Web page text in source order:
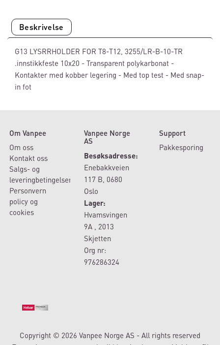
Beskrivelse
G13 LYSRRHOLDER FOR T8-T12, 3255/LR-B-10-TR
.innstikkfeste 10x20 - Transparent polykarbonat -
Kontakter med kobber legering - Med top test - Med snap-
in fot
Om Vanpee
Om oss
Kontakt oss
Salgs- og
leveringbetingelser
Personvern
policy og
cookies
Vanpee Norge
AS
Besøksadresse:
Enebakkveien
117 B, 0680
Oslo
Lager:
Hvamsvingen
9A , 2013
Skjetten
Org nr:
976286324
Support
Pakkesporing
Copyright © 2026 Vanpee Norge AS - All rights reserved